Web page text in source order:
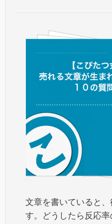
文章を書いていると
す。どうしたら反応